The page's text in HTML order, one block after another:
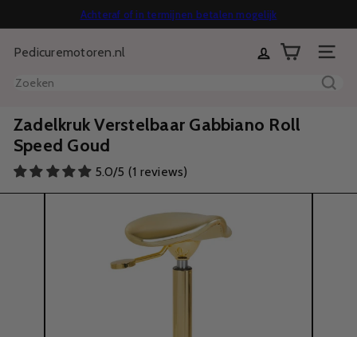
naar
inhoud
Gratis verzending vanaf €70
14 dagen bedenktijd
Achteraf of in termijnen betalen mogelijk
Pedicuremotoren.nl
Zoeken
Zadelkruk Verstelbaar Gabbiano Roll
Speed Goud
5.0/5 (1 reviews)